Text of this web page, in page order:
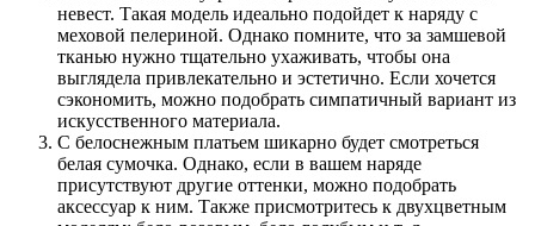
невест. Такая модель идеально подойдет к наряду с
меховой пелериной. Однако помните, что за замшевой
тканью нужно тщательно ухаживать, чтобы она
выглядела привлекательно и эстетично. Если хочется
сэкономить, можно подобрать симпатичный вариант из
искусственного материала.
С белоснежным платьем шикарно будет смотреться
белая сумочка. Однако, если в вашем наряде
присутствуют другие оттенки, можно подобрать
аксессуар к ним. Также присмотритесь к двухцветным